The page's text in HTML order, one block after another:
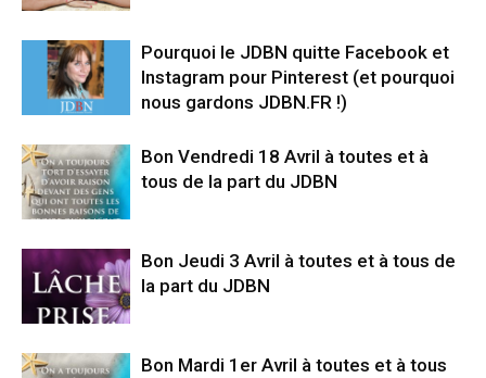
Pourquoi le JDBN quitte Facebook et
Instagram pour Pinterest (et pourquoi
nous gardons JDBN.FR !)
Bon Vendredi 18 Avril à toutes et à
tous de la part du JDBN
Bon Jeudi 3 Avril à toutes et à tous de
la part du JDBN
Bon Mardi 1er Avril à toutes et à tous